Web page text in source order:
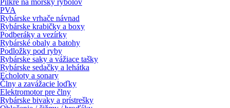
Pilkre na morský rybolov
PVA
Rybárske vrhače návnad
Rybárske krabičky a boxy
Podberáky a vezírky
Rybárské obaly a batohy
Podložky pod ryby
Rybárske saky a vážiace tašky
Rybárske sedačky a lehátka
Echoloty a sonary
Člny a zavážacie loďky
Elektromotor pre člny
Rybárske bivaky a prístrešky